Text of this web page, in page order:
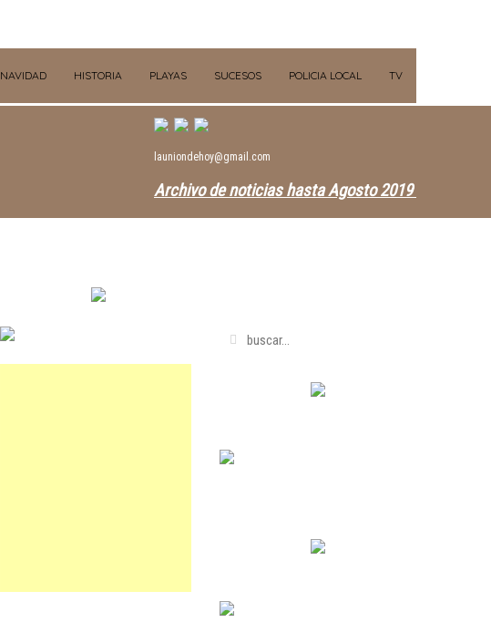
NAVIDAD HISTORIA PLAYAS SUCESOS POLICIA LOCAL TV
launiondehoy@gmail.com
Archivo de noticias hasta Agosto 2019